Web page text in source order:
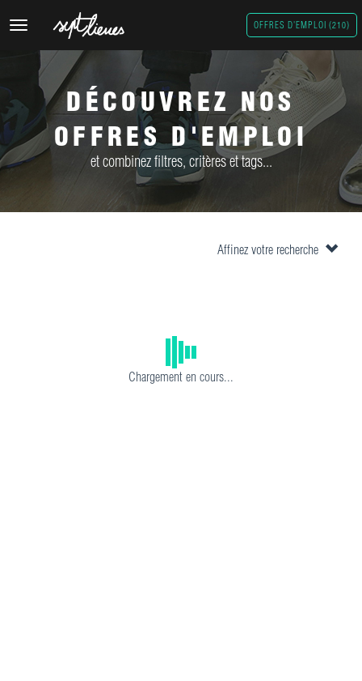
DÉCOUVREZ NOS
OFFRES D'EMPLOI
et combinez filtres, critères et tags...
Toggle
OFFRES D'EMPLOI (210)
Chargement en cours...